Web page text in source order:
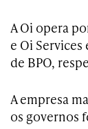
A Oi opera
e Oi
de BPO,
A empresa
os governos